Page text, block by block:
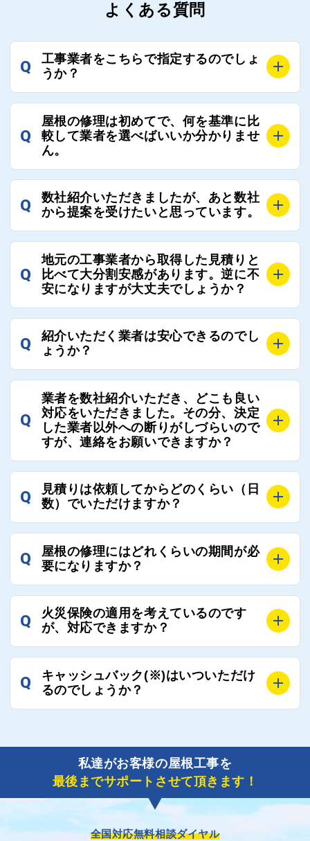
よくある質問
Q
工事業者をこちらで指定するのでしょ
うか？
お客様のご要望をお聞きし、条件に合った工事業者を
最大3社まで選定し、ご紹介いたします。
そのため、お客様に比較する業者を選定いただく必要
Q
屋根の修理は初めてで、何を基準に比
較して業者を選べばいいか分かりませ
ん。
選定基準はお客様によって異なりますが、価格はもち
ろんのこと、実績面や保証面、担当者の人柄や社歴、
し、総合的に判断ください。
また、選定に迷った際などは屋根コネクト事務局へご
連絡いただければ、お客様の屋根修理を全面的にフォ
ローさせていただきます。お気軽にご相談ください。
Q
数社紹介いただきましたが、あと数社
から提案を受けたいと思っています。
全国300社以上の登録業者がございますので、プラス
でご紹介の要望をいただければ、即時屋根コネクトに
て対応させていただきます。お気軽にお申し付けくだ
Q
地元の工事業者から取得した見積りと
比べて大分割安感があります。逆に不
安になりますが大丈夫でしょうか？
残念ながら、リフォーム業界は費用の内訳に不透明な
部分が多く、一見同じ工事でも１００万円以上の差が
屋根コネクトではそのような不安を抱えてしまう屋根
の修理において、適正で公正な工事業者選びのお手伝
いをさせていただくサイトでございます。
まだまだそのような業界だからこそ比較が重要になり
ますので、是非屋根コネクトを活用ください。
Q
紹介いただく業者は安心できるのでし
ょうか？
屋根コネクトでは、お客様の安心を支える「優良工事
業者チェック制度」を設けております。
屋根コネクトにて定期的にお客様アンケートを実施
し、そこで評価の低かった業者は事実確認の上で、屋
根コネクトの判断により即時登録を解除できる契約と
優良業者のみをご紹介できる体制により、お客様の安
心と信頼を維持しております。
Q
業者を数社紹介いただき、どこも良い
対応をいただきました。その分、決定
した業者以外への断りがしづらいので
すが、連絡をお願いできますか？
屋根コネクトにお任せください。屋根コネクトでは、
工事業者へのお断りも無料で代行しております。
れる必要はございませんので、いつでもお気軽にご相
談ください。
Q
見積りは依頼してからどのくらい（日
数）でいただけますか？
工事業者にもよりますが、おおよそ現地調査後3日～1
週間前後にはお届けできます。
ご連絡いただき、屋根コネクトから直ちに紹介の工事
業者へ状況確認の連絡をし、即時対応するよう指示を
いたしますので、お気軽にお申し付けください。
Q
屋根の修理にはどれくらいの期間が必
要になりますか？
工事業者の状況や屋根の状態、工事の内容、天候によ
って工事期間は変わりますが、目安としては、おおよ
また、急ぎの場合などは屋根コネクトとしても全面的
にご協力いたしますので、ご相談ください。可能な限
り期間を短縮できる状況の工事業者を選定させていた
だきます。
Q
火災保険の適用を考えているのです
が、対応できますか？
風災補償を適用される場合は、専門家による視察と必
Q
キャッシュバック(※)はいついただけ
るのでしょうか？
了しましたら、キャッシュバック(※)申込みフォーム
に各項目を入力いただいた上で送信してください。
その内容を屋根コネクトが確認できた日時から翌月末
までには送付手配させていただきます。
※キャッシュバックの金額は契約金額によって異なり
ます。
私達がお客様の屋根工事を
最後までサポートさせて頂きます！
全国対応無料相談ダイヤル